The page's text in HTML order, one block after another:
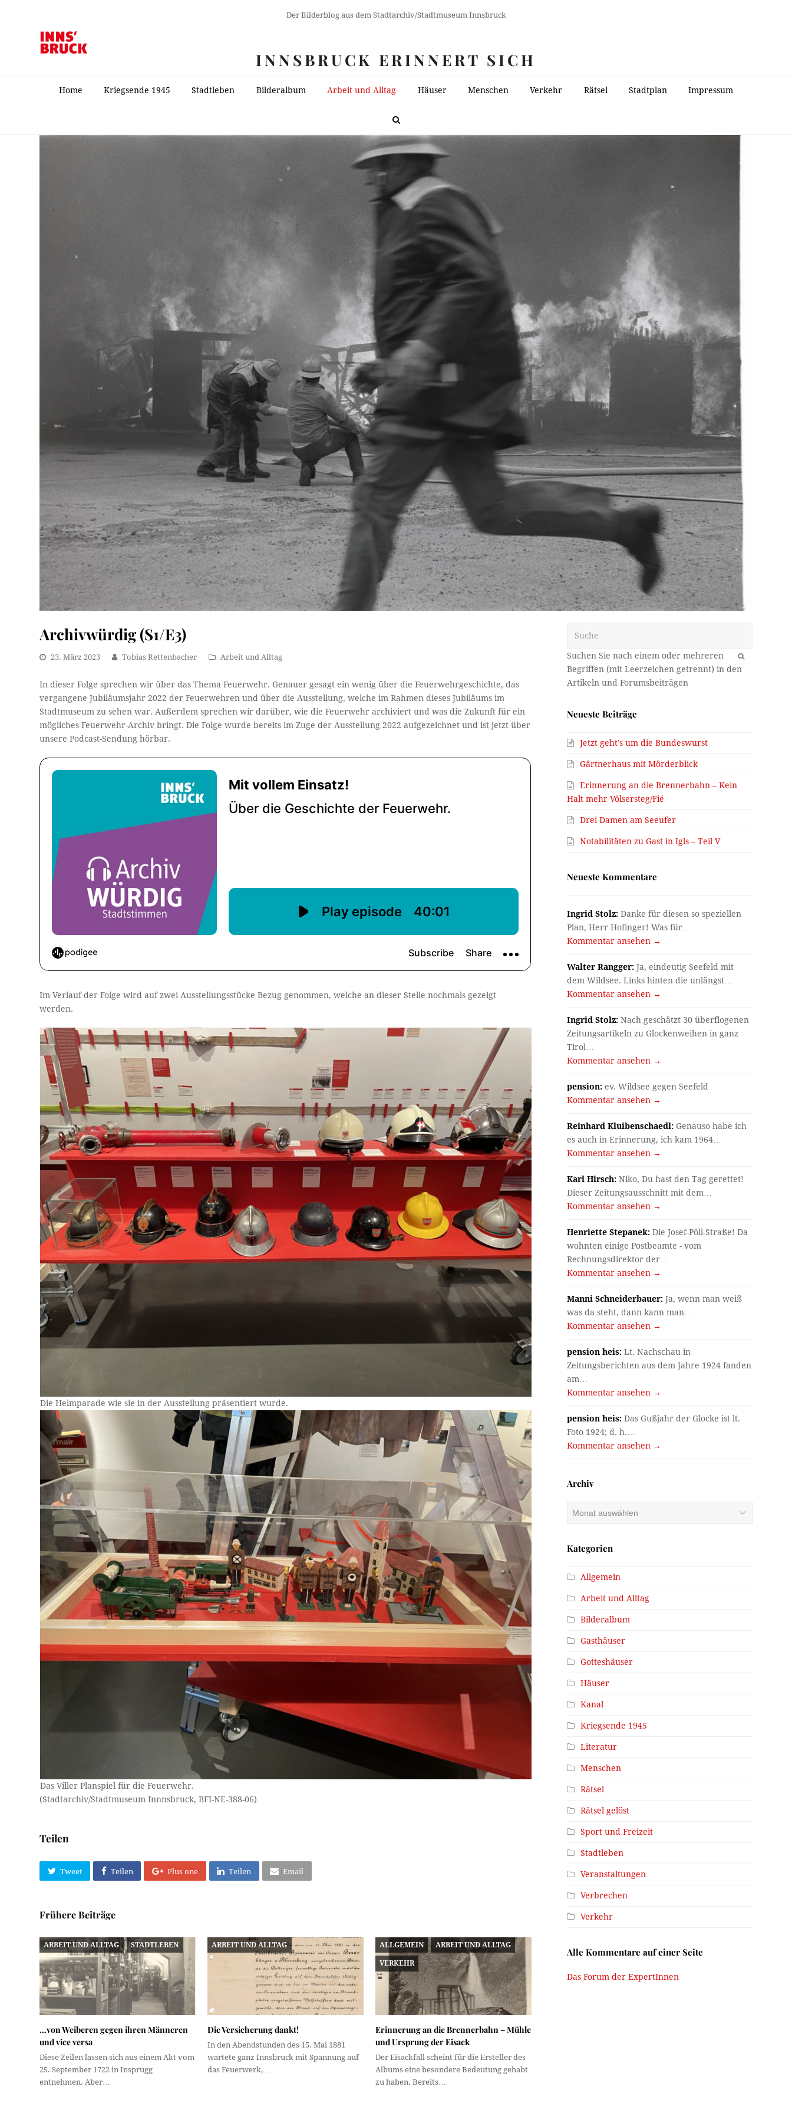
Der Bilderblog aus dem Stadtarchiv/Stadtmuseum Innsbruck
INNSBRUCK ERINNERT SICH
Home Kriegsende 1945 Stadtleben Bilderalbum Arbeit und Alltag Häuser Menschen Verkehr Rätsel Stadtplan Impressum
Archivwürdig (S1/E3)
23. März 2023 Tobias Rettenbacher Arbeit und Alltag
In dieser Folge sprechen wir über das Thema Feuerwehr. Genauer gesagt ein wenig über die Feuerwehrgeschichte, das
vergangene Jubiläumsjahr 2022 der Feuerwehren und über die Ausstellung, welche im Rahmen dieses Jubiläums im
Stadtmuseum zu sehen war. Außerdem sprechen wir darüber, wie die Feuerwehr archiviert und was die Zukunft für ein
mögliches Feuerwehr-Archiv bringt. Die Folge wurde bereits im Zuge der Ausstellung 2022 aufgezeichnet und ist jetzt über
unsere Podcast-Sendung hörbar.
Im Verlauf der Folge wird auf zwei Ausstellungsstücke Bezug genommen, welche an dieser Stelle nochmals gezeigt
werden.
Die Helmparade wie sie in der Ausstellung präsentiert wurde.
Das Viller Planspiel für die Feuerwehr.
(Stadtarchiv/Stadtmuseum Innnsbruck, BFI-NE-388-06)
Teilen
Tweet Teilen Plus one Teilen Email
Frühere Beiträge
ARBEIT UND ALLTAG STADTLEBEN
…von Weiberen gegen ihren Männeren
und vice versa
Diese Zeilen lassen sich aus einem Akt vom
25. September 1722 in Insprugg
entnehmen. Aber…
ARBEIT UND ALLTAG
Die Versicherung dankt!
In den Abendstunden des 15. Mai 1881
wartete ganz Innsbruck mit Spannung auf
das Feuerwerk,…
ALLGEMEIN ARBEIT UND ALLTAG
VERKEHR
Erinnerung an die Brennerbahn – Mühle
und Ursprung der Eisack
Der Eisackfall scheint für die Ersteller des
Albums eine besondere Bedeutung gehabt
zu haben. Bereits…
OK
Neueste Beiträge
Jetzt geht’s um die Bundeswurst
Gärtnerhaus mit Mörderblick
Erinnerung an die Brennerbahn – Kein
Halt mehr Völsersteg/Fié
Drei Damen am Seeufer
Notabilitäten zu Gast in Igls – Teil V
Neueste Kommentare
Ingrid Stolz: Danke für diesen so speziellen
Plan, Herr Hofinger! Was für…
Kommentar ansehen →
Walter Rangger: Ja, eindeutig Seefeld mit
dem Wildsee. Links hinten die unlängst…
Kommentar ansehen →
Ingrid Stolz: Nach geschätzt 30 überflogenen
Zeitungsartikeln zu Glockenweihen in ganz
Tirol…
Kommentar ansehen →
pension: ev. Wildsee gegen Seefeld
Kommentar ansehen →
Reinhard Kluibenschaedl: Genauso habe ich
es auch in Erinnerung, ich kam 1964…
Kommentar ansehen →
Karl Hirsch: Niko, Du hast den Tag gerettet!
Dieser Zeitungsausschnitt mit dem…
Kommentar ansehen →
Henriette Stepanek: Die Josef-Pöll-Straße! Da
wohnten einige Postbeamte - vom
Rechnungsdirektor der…
Kommentar ansehen →
Manni Schneiderbauer: Ja, wenn man weiß
was da steht, dann kann man…
Kommentar ansehen →
pension heis: Lt. Nachschau in
Zeitungsberichten aus dem Jahre 1924 fanden
am…
Kommentar ansehen →
pension heis: Das Gußjahr der Glocke ist lt.
Foto 1924; d. h.…
Kommentar ansehen →
Archiv
Kategorien
Allgemein
Arbeit und Alltag
Bilderalbum
Gasthäuser
Gotteshäuser
Häuser
Kanal
Kriegsende 1945
Literatur
Menschen
Rätsel
Rätsel gelöst
Sport und Freizeit
Stadtleben
Veranstaltungen
Verbrechen
Verkehr
Alle Kommentare auf einer Seite
Das Forum der ExpertInnen